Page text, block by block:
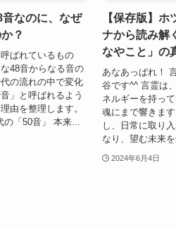
音なのに、なぜ
？
ばれているもの
48音からなる音の
の流れの中で変化
」と呼ばれるよう
由を整理します。
「50音」 本来...
【保存版】
ナから読み解
なやこと」の
あなあっぱれ！
谷です^^ 言霊は
ネルギーを持っ
魂にまで響きま
し、日常に取り
なり、望む未来
2024年6月4日